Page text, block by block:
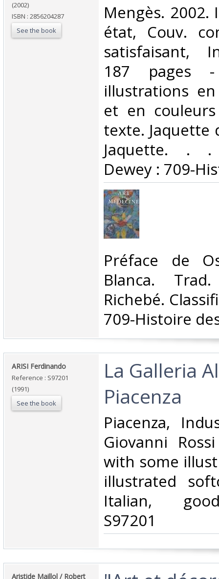
(2002)
ISBN : 2856204287
See the book
‎Mengès. 2002.
état, Couv.
satisfaisant,
187 pages -
illustrations
et en
texte. Jaquette
Jaquette. . .
Dewey : 709-
‎Préface de
Blanca.
Richebé.
709-Histoire
‎ARISI Ferdinando‎
Reference : S97201
(1991)
See the book
‎La Galleria
Piacenza‎
‎Piacenza,
Giovanni
with some
illustrated
Italian,
S97201‎
‎Aristide Maillol / Robert